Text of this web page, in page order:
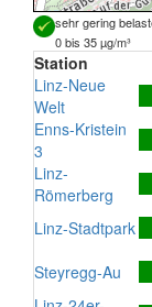
sehr gering
0 bis 35 µg/m³
Station
Linz-Neue
Welt
Enns-Kristein
3
Linz-
Römerberg
Linz-Stadtpark
Steyregg-Au